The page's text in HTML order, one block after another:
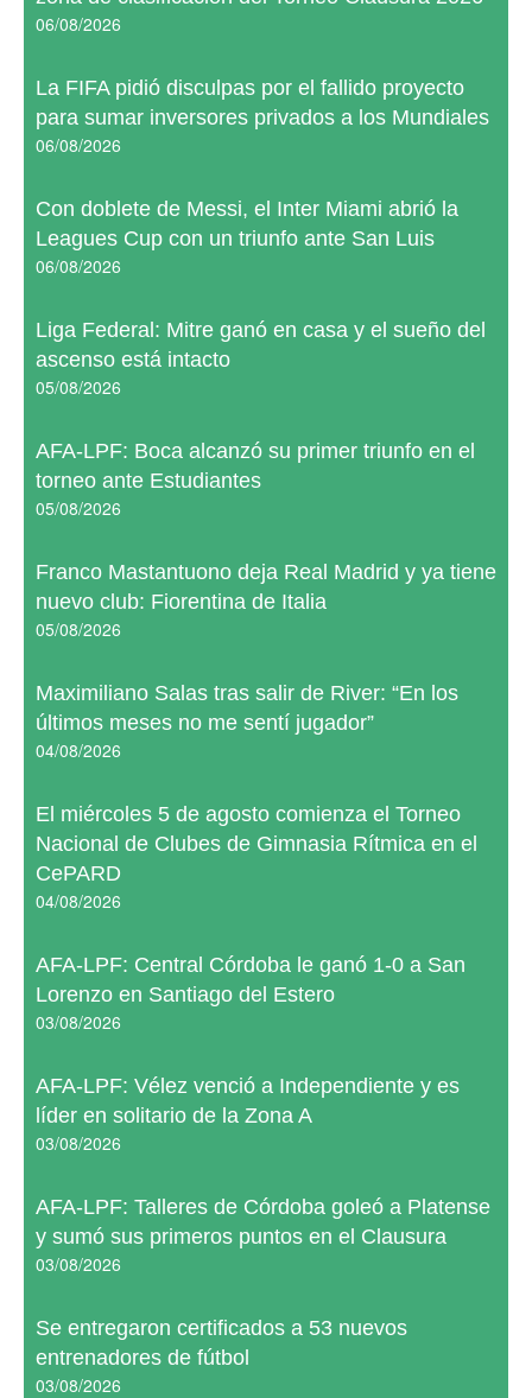
06/08/2026
La FIFA pidió disculpas por el fallido proyecto
para sumar inversores privados a los Mundiales
06/08/2026
Con doblete de Messi, el Inter Miami abrió la
Leagues Cup con un triunfo ante San Luis
06/08/2026
Liga Federal: Mitre ganó en casa y el sueño del
ascenso está intacto
05/08/2026
AFA-LPF: Boca alcanzó su primer triunfo en el
torneo ante Estudiantes
05/08/2026
Franco Mastantuono deja Real Madrid y ya tiene
nuevo club: Fiorentina de Italia
05/08/2026
Maximiliano Salas tras salir de River: “En los
últimos meses no me sentí jugador”
04/08/2026
El miércoles 5 de agosto comienza el Torneo
Nacional de Clubes de Gimnasia Rítmica en el
CePARD
04/08/2026
AFA-LPF: Central Córdoba le ganó 1-0 a San
Lorenzo en Santiago del Estero
03/08/2026
AFA-LPF: Vélez venció a Independiente y es
líder en solitario de la Zona A
03/08/2026
AFA-LPF: Talleres de Córdoba goleó a Platense
y sumó sus primeros puntos en el Clausura
03/08/2026
Se entregaron certificados a 53 nuevos
entrenadores de fútbol
03/08/2026